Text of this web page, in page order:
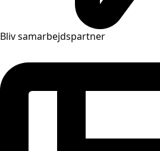
Bliv samarbejdspartner